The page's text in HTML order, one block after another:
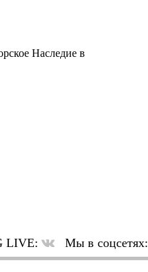
Наследие в
LIVE: Мы в соцсетях: